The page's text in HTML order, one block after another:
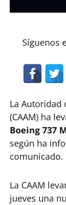
Síguenos
La Autoridad
(CAAM) ha
Boeing 737
según ha
comunicado.
La CAAM
jueves una